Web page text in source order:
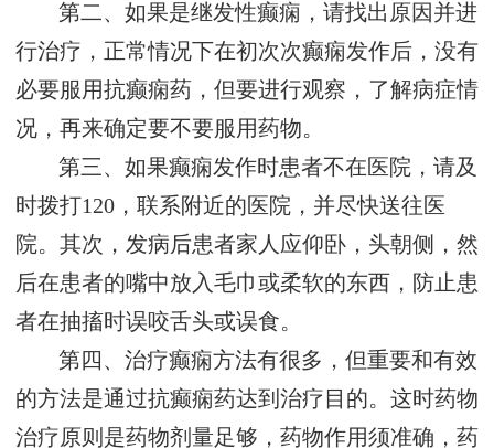
第二、如果是继发性癫痫，请找出原因并进
行治疗，正常情况下在初次次癫痫发作后，没有
必要服用抗癫痫药，但要进行观察，了解病症情
况，再来确定要不要服用药物。
第三、如果癫痫发作时患者不在医院，请及
时拨打120，联系附近的医院，并尽快送往医
院。其次，发病后患者家人应仰卧，头朝侧，然
后在患者的嘴中放入毛巾或柔软的东西，防止患
者在抽搐时误咬舌头或误食。
第四、治疗癫痫方法有很多，但重要和有效
的方法是通过抗癫痫药达到治疗目的。这时药物
治疗原则是药物剂量足够，药物作用须准确，药